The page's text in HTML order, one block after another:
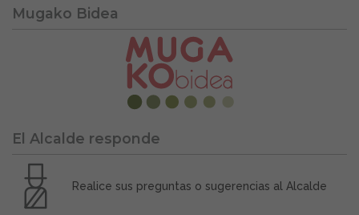
Mugako Bidea
El Alcalde responde
Realice sus preguntas o sugerencias al Alcalde